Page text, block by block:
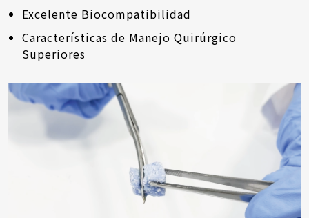
Excelente Biocompatibilidad
Características de Manejo Quirúrgico
Superiores